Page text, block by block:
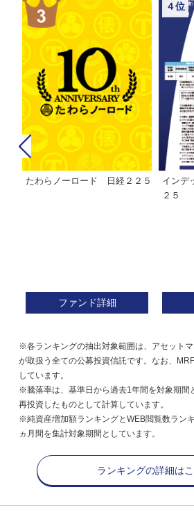
たわらノーロード 日経２２５
ファンド詳細
４位
インデ
２５
※各ランキングの抽出対象範囲は、アセット
が取扱う全ての公募投資信託です。なお、
しています。
※騰落率は、基準日から過去1年間を対象期間
再投資したものとして計算しています。
※純資産増加額ランキングとWEB閲覧数ラン
ヵ月間を集計対象期間としています。
ランキングの詳細は